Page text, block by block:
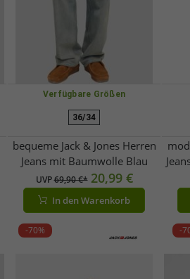
Verfügbare Größen
36/34
bequeme Jack & Jones Herren
Jeans mit Baumwolle Blau
UVP69,90 €* 20,99 €
In den Warenkorb
-70% -